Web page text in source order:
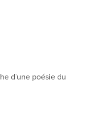
d'une poésie du